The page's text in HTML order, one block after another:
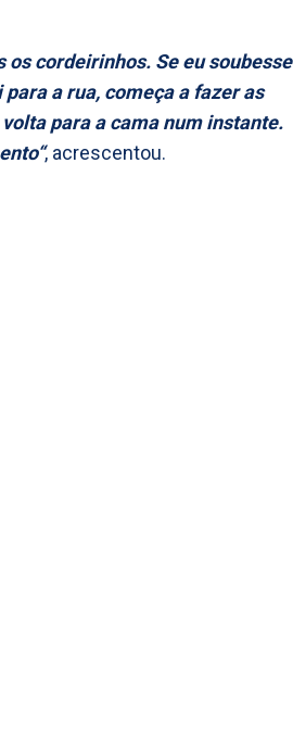
os cordeirinhos. Se eu soubesse
a rua, começa a fazer as
para a cama num instante.
, acrescentou.